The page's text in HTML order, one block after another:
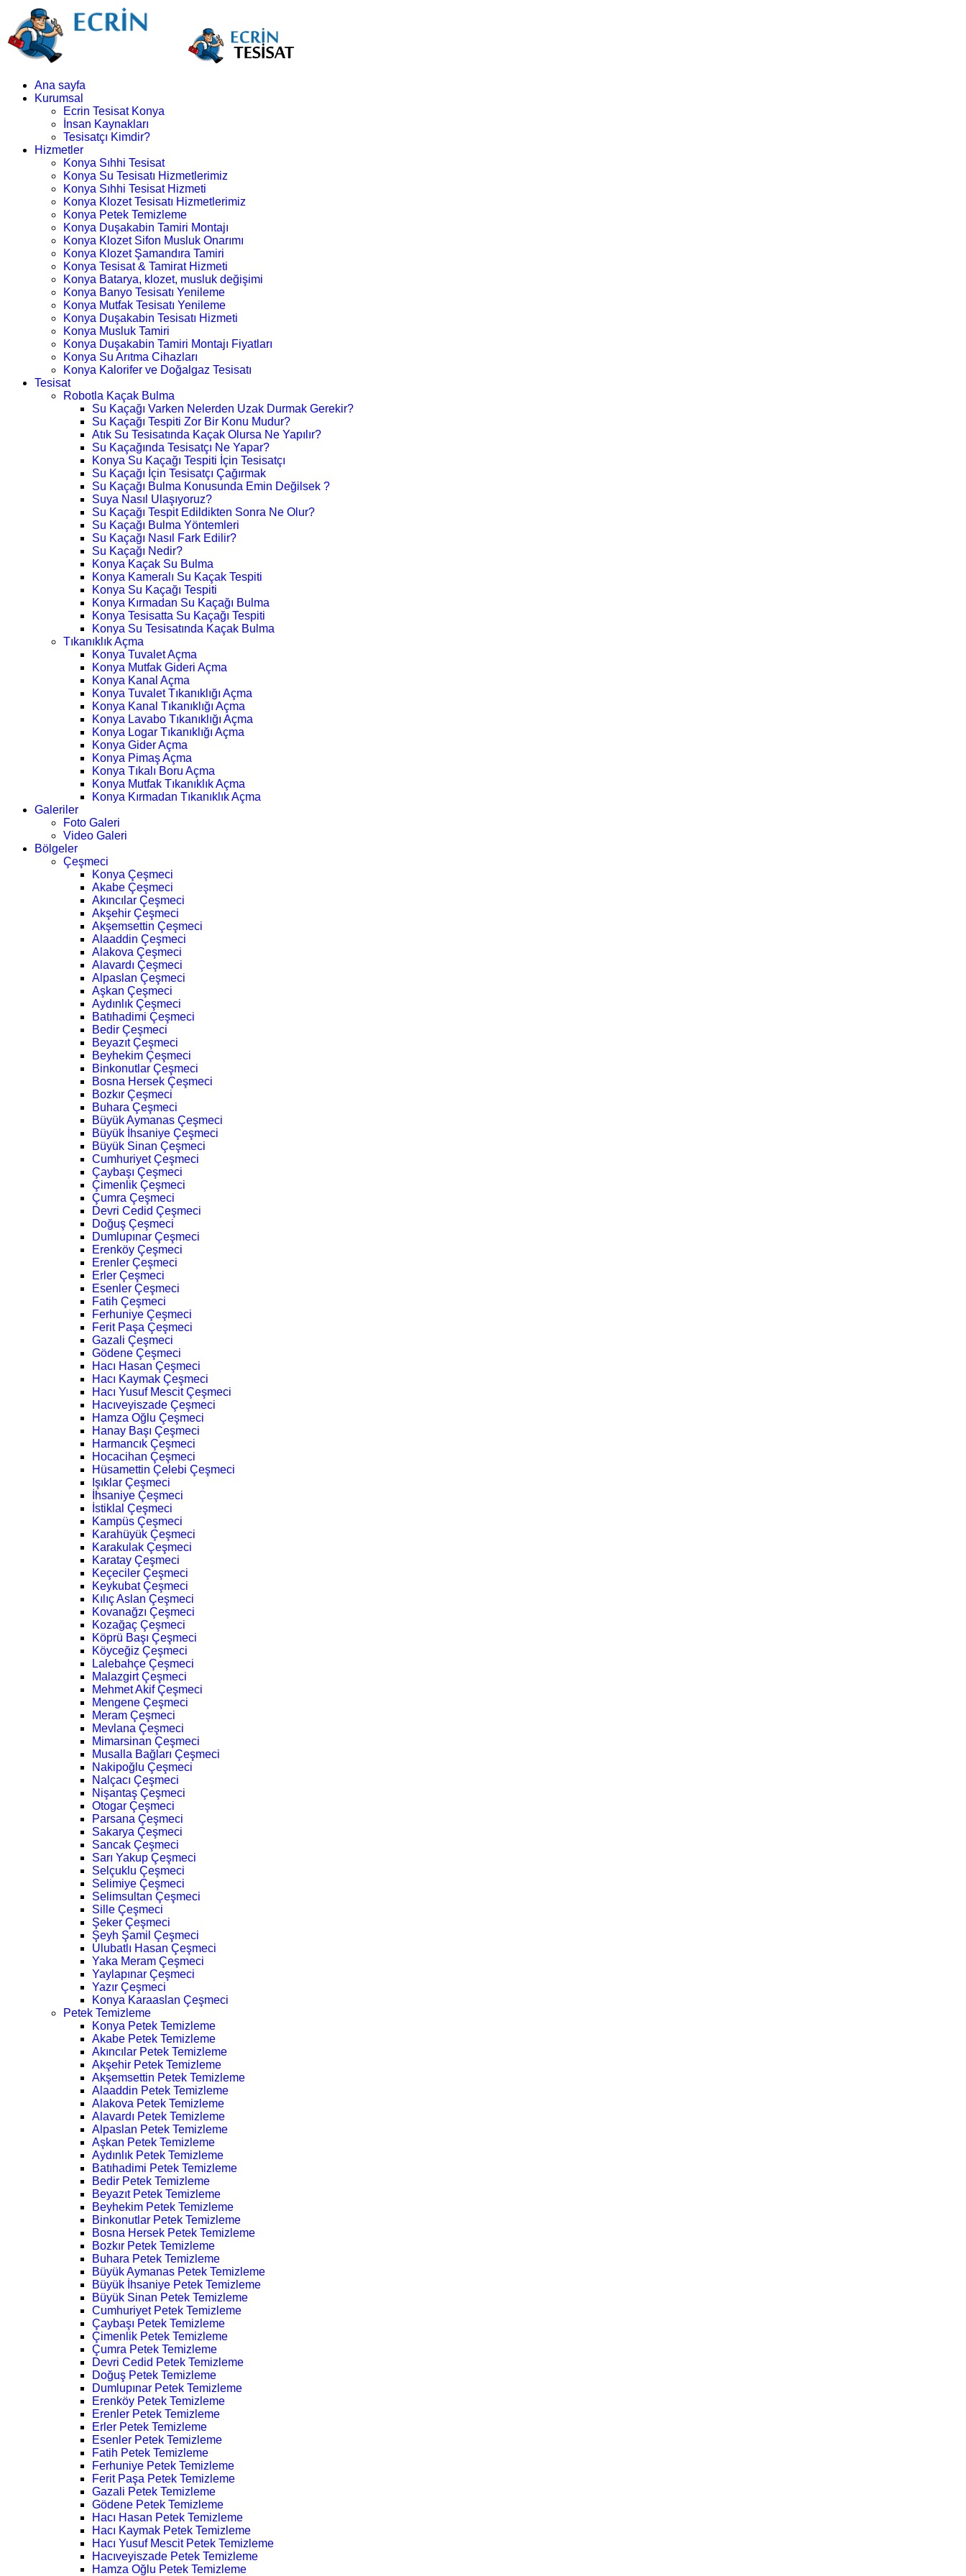
Ana sayfa
Kurumsal
Ecrin Tesisat Konya
İnsan Kaynakları
Tesisatçı Kimdir?
Hizmetler
Konya Sıhhi Tesisat
Konya Su Tesisatı Hizmetlerimiz
Konya Sıhhi Tesisat Hizmeti
Konya Klozet Tesisatı Hizmetlerimiz
Konya Petek Temizleme
Konya Duşakabin Tamiri Montajı
Konya Klozet Sifon Musluk Onarımı
Konya Klozet Şamandıra Tamiri
Konya Tesisat & Tamirat Hizmeti
Konya Batarya, klozet, musluk değişimi
Konya Banyo Tesisatı Yenileme
Konya Mutfak Tesisatı Yenileme
Konya Duşakabin Tesisatı Hizmeti
Konya Musluk Tamiri
Konya Duşakabin Tamiri Montajı Fiyatları
Konya Su Arıtma Cihazları
Konya Kalorifer ve Doğalgaz Tesisatı
Tesisat
Robotla Kaçak Bulma
Su Kaçağı Varken Nelerden Uzak Durmak Gerekir?
Su Kaçağı Tespiti Zor Bir Konu Mudur?
Atık Su Tesisatında Kaçak Olursa Ne Yapılır?
Su Kaçağında Tesisatçı Ne Yapar?
Konya Su Kaçağı Tespiti İçin Tesisatçı
Su Kaçağı İçin Tesisatçı Çağırmak
Su Kaçağı Bulma Konusunda Emin Değilsek ?
Suya Nasıl Ulaşıyoruz?
Su Kaçağı Tespit Edildikten Sonra Ne Olur?
Su Kaçağı Bulma Yöntemleri
Su Kaçağı Nasıl Fark Edilir?
Su Kaçağı Nedir?
Konya Kaçak Su Bulma
Konya Kameralı Su Kaçak Tespiti
Konya Su Kaçağı Tespiti
Konya Kırmadan Su Kaçağı Bulma
Konya Tesisatta Su Kaçağı Tespiti
Konya Su Tesisatında Kaçak Bulma
Tıkanıklık Açma
Konya Tuvalet Açma
Konya Mutfak Gideri Açma
Konya Kanal Açma
Konya Tuvalet Tıkanıklığı Açma
Konya Kanal Tıkanıklığı Açma
Konya Lavabo Tıkanıklığı Açma
Konya Logar Tıkanıklığı Açma
Konya Gider Açma
Konya Pimaş Açma
Konya Tıkalı Boru Açma
Konya Mutfak Tıkanıklık Açma
Konya Kırmadan Tıkanıklık Açma
Galeriler
Foto Galeri
Video Galeri
Bölgeler
Çeşmeci
Konya Çeşmeci
Akabe Çeşmeci
Akıncılar Çeşmeci
Akşehir Çeşmeci
Akşemsettin Çeşmeci
Alaaddin Çeşmeci
Alakova Çeşmeci
Alavardı Çeşmeci
Alpaslan Çeşmeci
Aşkan Çeşmeci
Aydınlık Çeşmeci
Batıhadimi Çeşmeci
Bedir Çeşmeci
Beyazıt Çeşmeci
Beyhekim Çeşmeci
Binkonutlar Çeşmeci
Bosna Hersek Çeşmeci
Bozkır Çeşmeci
Buhara Çeşmeci
Büyük Aymanas Çeşmeci
Büyük İhsaniye Çeşmeci
Büyük Sinan Çeşmeci
Cumhuriyet Çeşmeci
Çaybaşı Çeşmeci
Çimenlik Çeşmeci
Çumra Çeşmeci
Devri Cedid Çeşmeci
Doğuş Çeşmeci
Dumlupınar Çeşmeci
Erenköy Çeşmeci
Erenler Çeşmeci
Erler Çeşmeci
Esenler Çeşmeci
Fatih Çeşmeci
Ferhuniye Çeşmeci
Ferit Paşa Çeşmeci
Gazali Çeşmeci
Gödene Çeşmeci
Hacı Hasan Çeşmeci
Hacı Kaymak Çeşmeci
Hacı Yusuf Mescit Çeşmeci
Hacıveyiszade Çeşmeci
Hamza Oğlu Çeşmeci
Hanay Başı Çeşmeci
Harmancık Çeşmeci
Hocacihan Çeşmeci
Hüsamettin Çelebi Çeşmeci
Işıklar Çeşmeci
İhsaniye Çeşmeci
İstiklal Çeşmeci
Kampüs Çeşmeci
Karahüyük Çeşmeci
Karakulak Çeşmeci
Karatay Çeşmeci
Keçeciler Çeşmeci
Keykubat Çeşmeci
Kılıç Aslan Çeşmeci
Kovanağzı Çeşmeci
Kozağaç Çeşmeci
Köprü Başı Çeşmeci
Köyceğiz Çeşmeci
Lalebahçe Çeşmeci
Malazgirt Çeşmeci
Mehmet Akif Çeşmeci
Mengene Çeşmeci
Meram Çeşmeci
Mevlana Çeşmeci
Mimarsinan Çeşmeci
Musalla Bağları Çeşmeci
Nakipoğlu Çeşmeci
Nalçacı Çeşmeci
Nişantaş Çeşmeci
Otogar Çeşmeci
Parsana Çeşmeci
Sakarya Çeşmeci
Sancak Çeşmeci
Sarı Yakup Çeşmeci
Selçuklu Çeşmeci
Selimiye Çeşmeci
Selimsultan Çeşmeci
Sille Çeşmeci
Şeker Çeşmeci
Şeyh Şamil Çeşmeci
Ulubatlı Hasan Çeşmeci
Yaka Meram Çeşmeci
Yaylapınar Çeşmeci
Yazır Çeşmeci
Konya Karaaslan Çeşmeci
Petek Temizleme
Konya Petek Temizleme
Akabe Petek Temizleme
Akıncılar Petek Temizleme
Akşehir Petek Temizleme
Akşemsettin Petek Temizleme
Alaaddin Petek Temizleme
Alakova Petek Temizleme
Alavardı Petek Temizleme
Alpaslan Petek Temizleme
Aşkan Petek Temizleme
Aydınlık Petek Temizleme
Batıhadimi Petek Temizleme
Bedir Petek Temizleme
Beyazıt Petek Temizleme
Beyhekim Petek Temizleme
Binkonutlar Petek Temizleme
Bosna Hersek Petek Temizleme
Bozkır Petek Temizleme
Buhara Petek Temizleme
Büyük Aymanas Petek Temizleme
Büyük İhsaniye Petek Temizleme
Büyük Sinan Petek Temizleme
Cumhuriyet Petek Temizleme
Çaybaşı Petek Temizleme
Çimenlik Petek Temizleme
Çumra Petek Temizleme
Devri Cedid Petek Temizleme
Doğuş Petek Temizleme
Dumlupınar Petek Temizleme
Erenköy Petek Temizleme
Erenler Petek Temizleme
Erler Petek Temizleme
Esenler Petek Temizleme
Fatih Petek Temizleme
Ferhuniye Petek Temizleme
Ferit Paşa Petek Temizleme
Gazali Petek Temizleme
Gödene Petek Temizleme
Hacı Hasan Petek Temizleme
Hacı Kaymak Petek Temizleme
Hacı Yusuf Mescit Petek Temizleme
Hacıveyiszade Petek Temizleme
Hamza Oğlu Petek Temizleme